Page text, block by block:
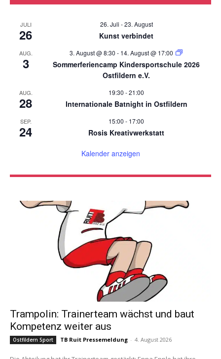
JULI
26
26. Juli -23. August
Kunst verbindet
AUG.
3
3. August @ 8:30 - 14. August @ 17:00
Sommerferiencamp Kindersportschule 2026
Ostfildern e.V.
AUG.
28
19:30 -21:00
Internationale Batnight in Ostfildern
SEP.
24
15:00 - 17:00
Rosis Kreativwerkstatt
Kalender anzeigen
Trampolin: Trainerteam wächst und baut
Kompetenz weiter aus
Ostfildern Sport TB Ruit Pressemeldung - 4. August 2026